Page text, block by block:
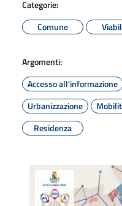
Categorie:
Comune
Argomenti:
Accesso all'informazione
Urbanizzazione
Residenza